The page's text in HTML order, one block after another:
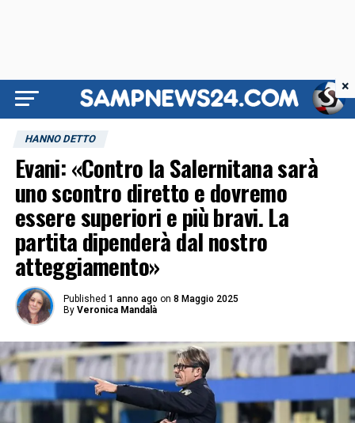
HANNO DETTO
Evani: «Contro la Salernitana sarà
uno scontro diretto e dovremo
essere superiori e più bravi. La
partita dipenderà dal nostro
atteggiamento»
Published 1 anno ago on 8 Maggio 2025
By Veronica Mandalà
×